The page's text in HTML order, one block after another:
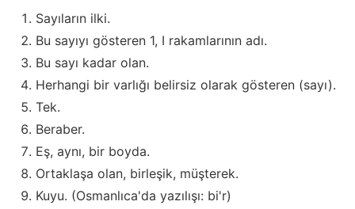
Sayıların ilki.
Bu sayıyı gösteren 1, I rakamlarının adı.
Bu sayı kadar olan.
Herhangi bir varlığı belirsiz olarak gösteren (sayı).
Tek.
Beraber.
Eş, aynı, bir boyda.
Ortaklaşa olan, birleşik, müşterek.
Kuyu. (Osmanlıca'da yazılışı: bi'r)